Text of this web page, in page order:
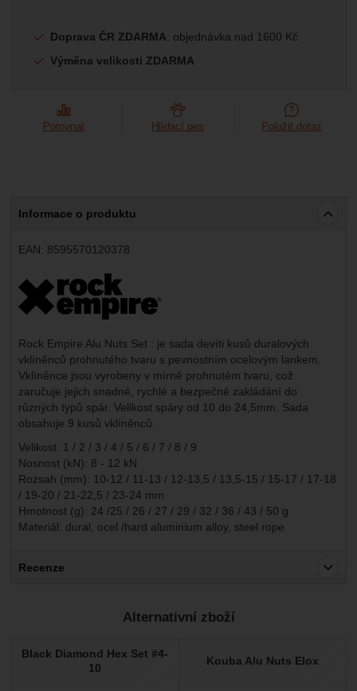
Data získaná pomocí těchto cookies zpracováváme
souhrnně a anonymně, takže nejsme schopni identifikovat
konkrétní uživatele našeho webu.
Povoleno
abychom vám mohli zobrazit vhodné obsahy nebo reklamy
jak na našich stránkách, tak na stránkách třetích stran.
Doprava ČR ZDARMA: objednávka nad 1600 Kč
Výměna velikosti ZDARMA
Porovnat Hlídací pes Položit dotaz
Informace o produktu
EAN: 8595570120378
Výrobce:
Rock Empire Alu Nuts Set : je sada devíti kusů duralových
vklíněnců prohnutého tvaru s pevnostním ocelovým lankem.
Vklíněnce jsou vyrobeny v mírně prohnutém tvaru, což
zaručuje jejich snadné, rychlé a bezpečné zakládání do
různých typů spár. Velikost spáry od 10 do 24,5mm. Sada
obsahuje 9 kusů vklíněnců.
Velikost: 1 / 2 / 3 / 4 / 5 / 6 / 7 / 8 / 9
Nosnost (kN): 8 - 12 kN
Rozsah (mm): 10-12 / 11-13 / 12-13,5 / 13,5-15 / 15-17 / 17-18
/ 19-20 / 21-22,5 / 23-24 mm
Hmotnost (g): 24 /25 / 26 / 27 / 29 / 32 / 36 / 43 / 50 g
Materiál: dural, ocel /hard aluminium alloy, steel rope
Recenze
Nebyla přidána žádná recenze.
Alternativní zboží
Black Diamond Hex Set #4-
10
Kouba Alu Nuts Elox